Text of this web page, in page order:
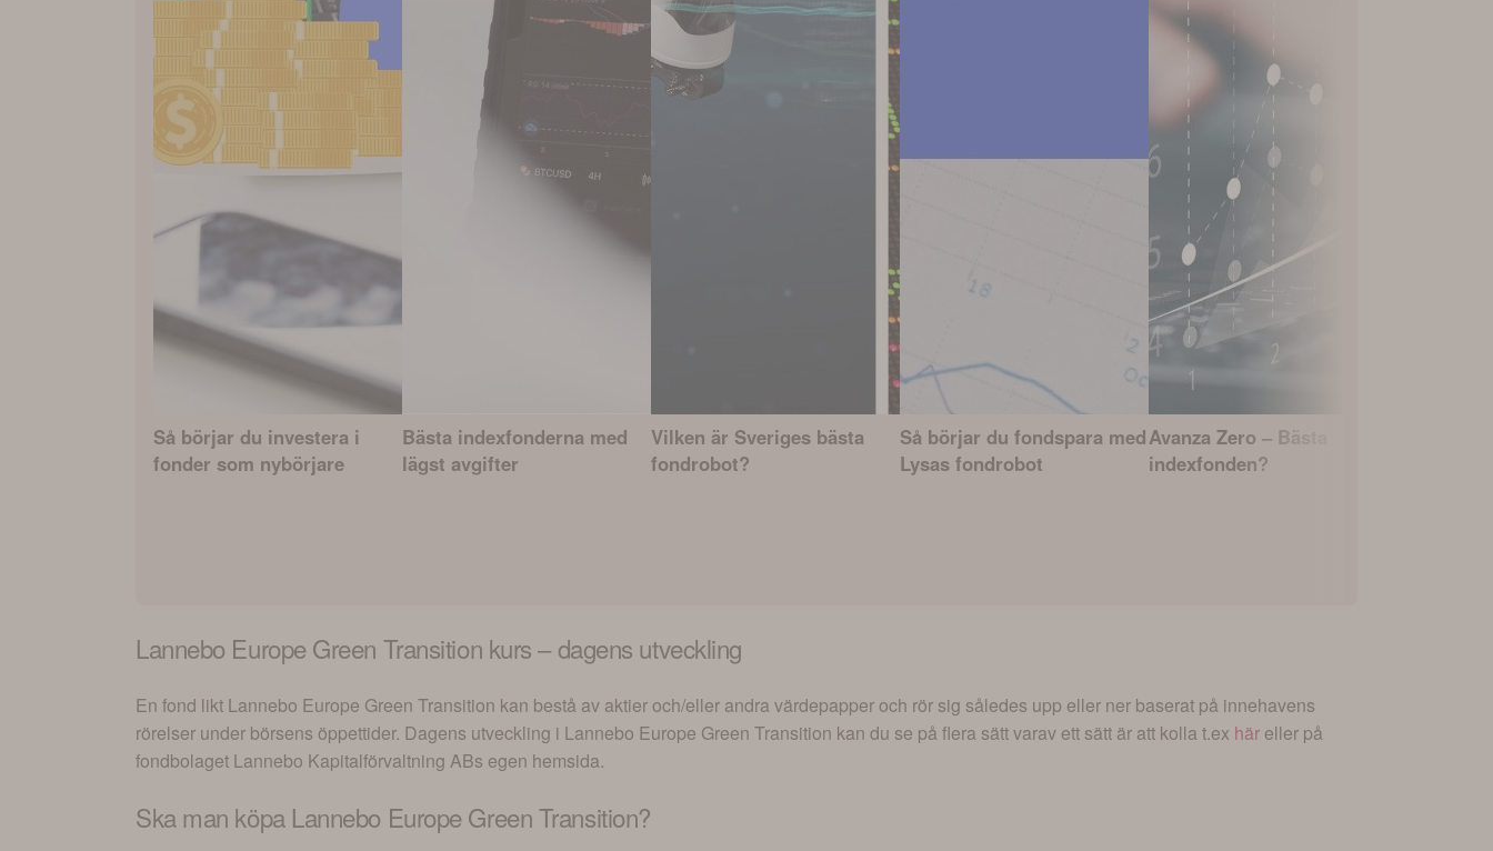
Så börjar du investera i
fonder som nybörjare
Bästa indexfonderna med
lägst avgifter
Vilken är Sveriges bästa
fondrobot?
Så börjar du fondspara med
Lysas fondrobot
Avanza Zero – Bästa
indexfonden?
Lannebo Europe Green Transition kurs – dagens utveckling
En fond likt Lannebo Europe Green Transition kan bestå av aktier och/eller andra värdepapper och rör sig således upp eller ner baserat på innehavens
rörelser under börsens öppettider. Dagens utveckling i Lannebo Europe Green Transition kan du se på flera sätt varav ett sätt är att kolla t.ex här eller på
fondbolaget Lannebo Kapitalförvaltning ABs egen hemsida.
Ska man köpa Lannebo Europe Green Transition?